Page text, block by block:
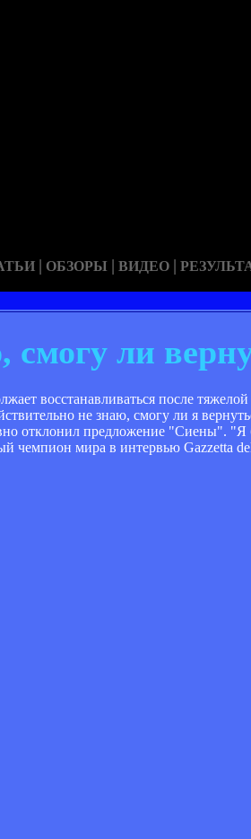
| ОБЗОРЫ | ВИДЕО |
ли
восстанавливаться после
не знаю, смогу ли я
отклонил предложение "Сиены". "Я
чемпион мира в интервью Gazzetta